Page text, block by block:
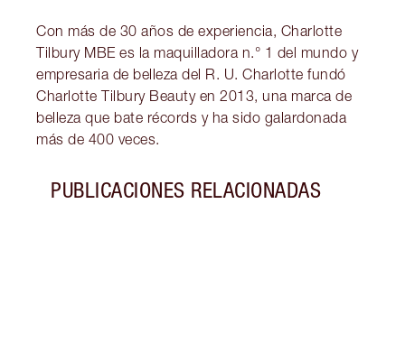
Con más de 30 años de experiencia, Charlotte
Tilbury MBE es la maquilladora n.° 1 del mundo y
empresaria de belleza del R. U. Charlotte fundó
Charlotte Tilbury Beauty en 2013, una marca de
belleza que bate récords y ha sido galardonada
más de 400 veces.
PUBLICACIONES RELACIONADAS